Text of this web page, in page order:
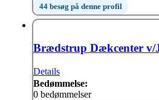
44 besøg på denne profil
Brædstrup Dækcenter v/
Details
Bedømmelse:
0 bedømmelser